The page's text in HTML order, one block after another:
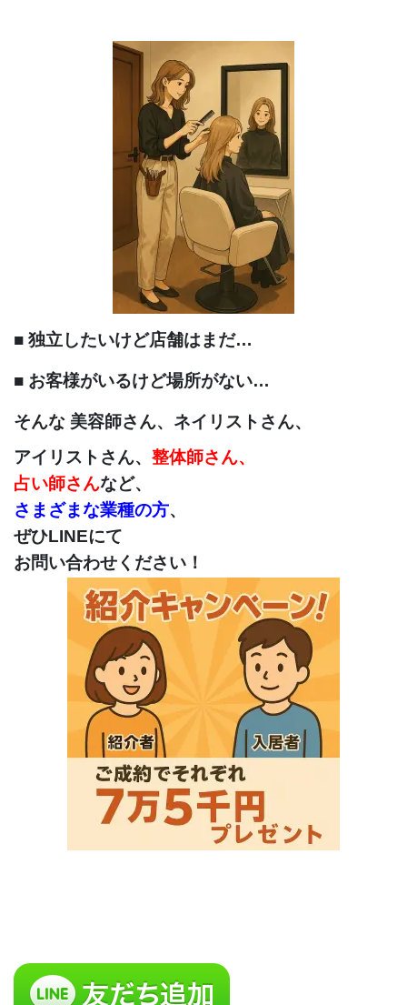
■ 独立したいけど店舗はまだ…
■ お客様がいるけど場所がない…
そんな 美容師さん、ネイリストさん、
アイリストさん、 整体師さん、
占い師さんなど、
さまざまな業種の方、
ぜひLINEにて
お問い合わせください！